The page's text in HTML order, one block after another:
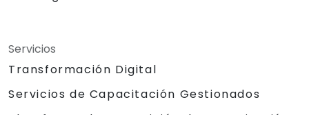
Servicios
Transformación Digital
Servicios de Capacitación Gestionados